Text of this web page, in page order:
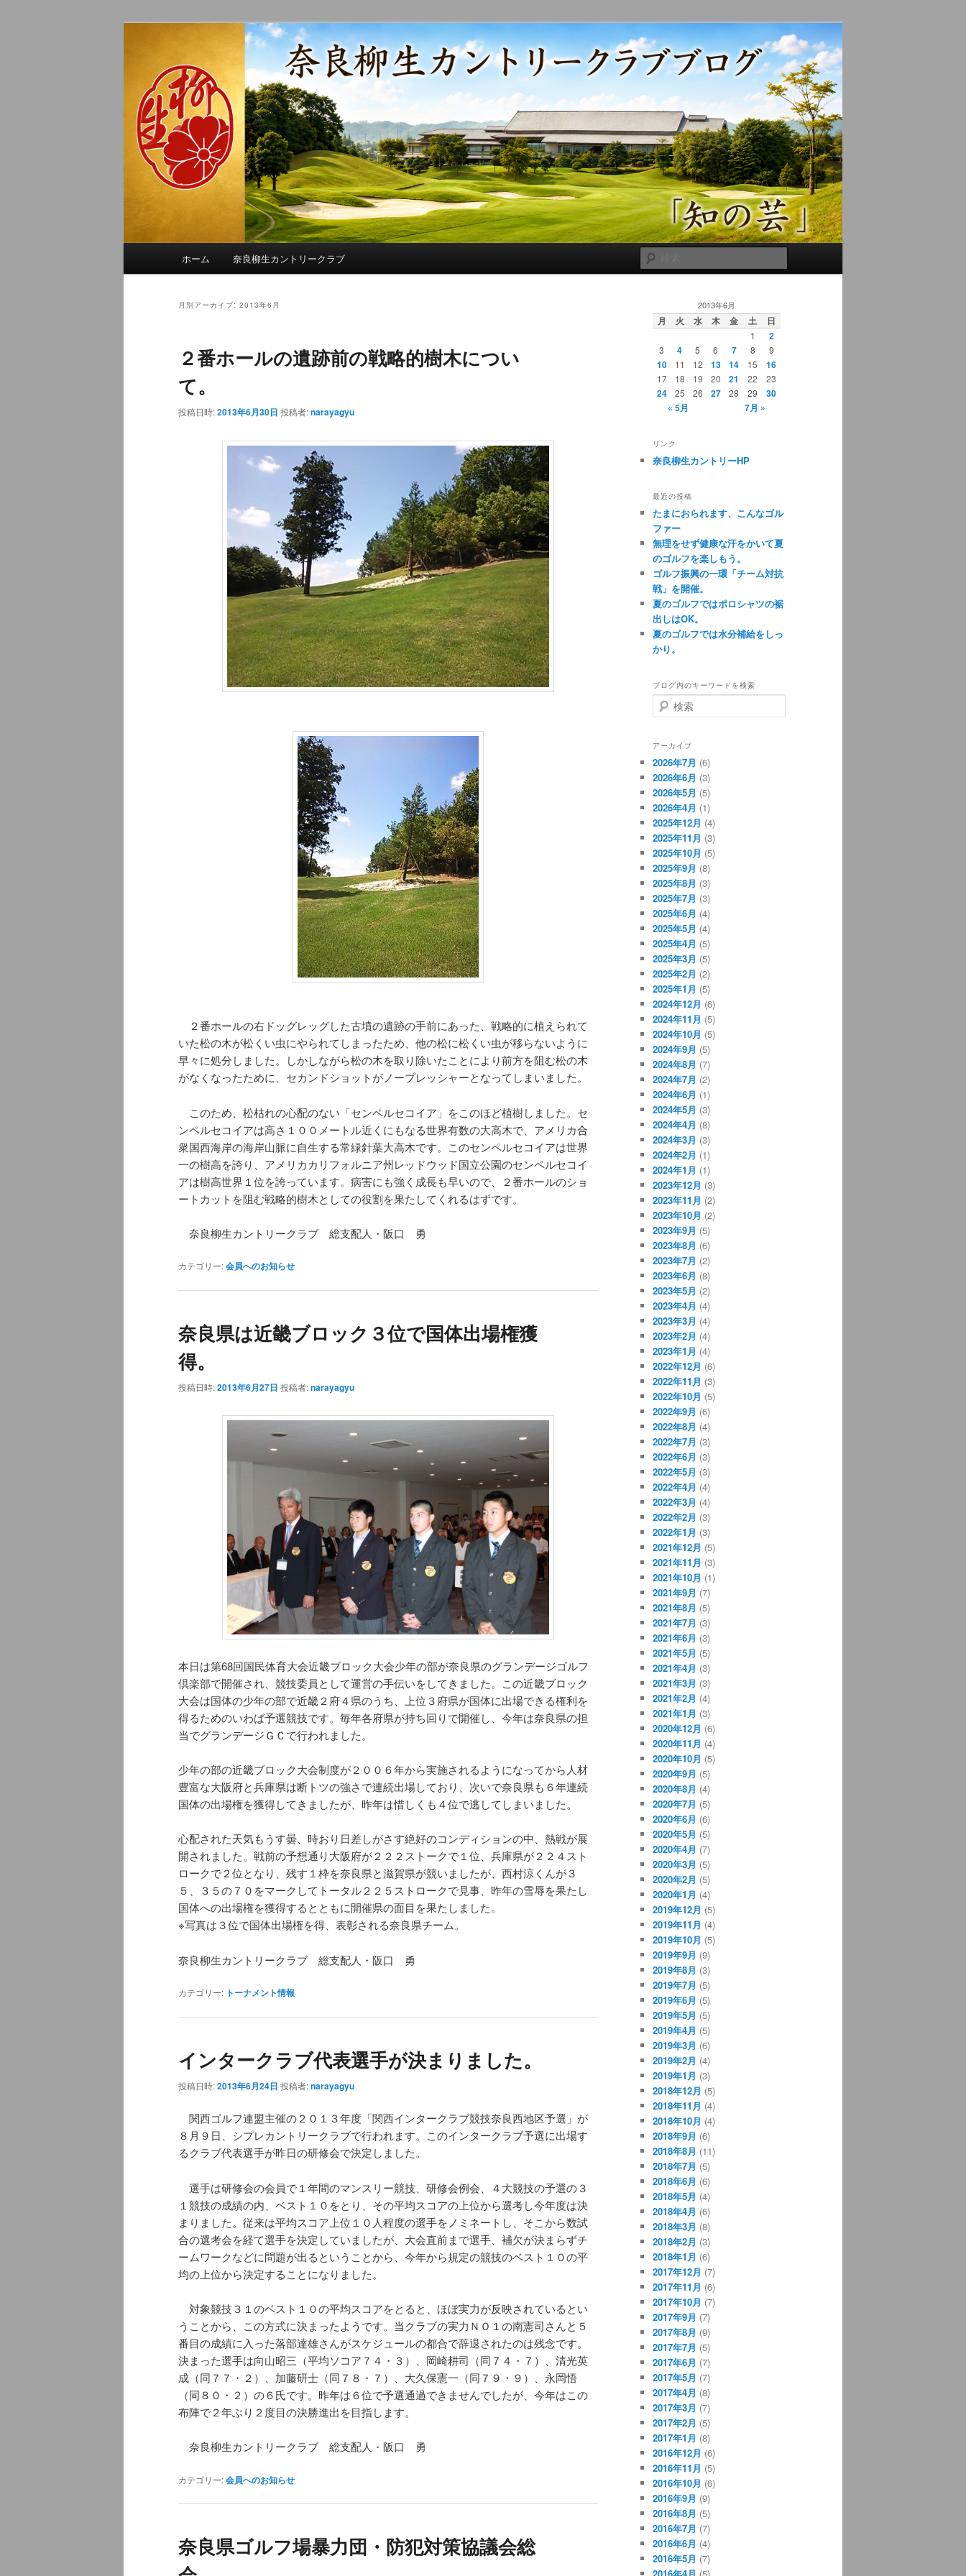
奈良柳生カントリークラブ総支配人ブログ
季節の話題、クラブの出来事、コースの改修・更新作業、ゴルフに関する随筆、喜怒哀楽などを気まぐ
れに発信します。
索
ホーム 奈良柳生カントリークラブ
月別アーカイブ: 2013年6月
２番ホールの遺跡前の戦略的樹木につい
て。
投稿日時:2013年6月30日 投稿者:narayagyu
２番ホールの右ドッグレッグした古墳の遺跡の手前にあった、戦略的に植えられて
いた松の木が松くい虫にやられてしまったため、他の松に松くい虫が移らないように
早々に処分しました。しかしながら松の木を取り除いたことにより前方を阻む松の木
がなくなったために、セカンドショットがノープレッシャーとなってしまいました。
このため、松枯れの心配のない「センペルセコイア」をこのほど植樹しました。セ
ンペルセコイアは高さ１００メートル近くにもなる世界有数の大高木で、アメリカ合
衆国西海岸の海岸山脈に自生する常緑針葉大高木です。このセンペルセコイアは世界
一の樹高を誇り、アメリカカリフォルニア州レッドウッド国立公園のセンペルセコイ
アは樹高世界１位を誇っています。病害にも強く成長も早いので、２番ホールのショ
ートカットを阻む戦略的樹木としての役割を果たしてくれるはずです。
奈良柳生カントリークラブ 総支配人・阪口 勇
カテゴリー:会員へのお知らせ
奈良県は近畿ブロック３位で国体出場権獲
得。
投稿日時:2013年6月27日 投稿者:narayagyu
本日は第68回国民体育大会近畿ブロック大会少年の部が奈良県のグランデージゴルフ
倶楽部で開催され、競技委員として運営の手伝いをしてきました。この近畿ブロック
大会は国体の少年の部で近畿２府４県のうち、上位３府県が国体に出場できる権利を
得るためのいわば予選競技です。毎年各府県が持ち回りで開催し、今年は奈良県の担
当でグランデージＧＣで行われました。
少年の部の近畿ブロック大会制度が２００６年から実施されるようになってから人材
豊富な大阪府と兵庫県は断トツの強さで連続出場しており、次いで奈良県も６年連続
国体の出場権を獲得してきましたが、昨年は惜しくも４位で逃してしまいました。
心配された天気もうす曇、時おり日差しがさす絶好のコンディションの中、熱戦が展
開されました。戦前の予想通り大阪府が２２２ストークで１位、兵庫県が２２４スト
ロークで２位となり、残す１枠を奈良県と滋賀県が競いましたが、西村涼くんが３
５、３５の７０をマークしてトータル２２５ストロークで見事、昨年の雪辱を果たし
国体への出場権を獲得するとともに開催県の面目を果たしました。
※写真は３位で国体出場権を得、表彰される奈良県チーム。
奈良柳生カントリークラブ 総支配人・阪口 勇
カテゴリー: トーナメント情報
インタークラブ代表選手が決まりました。
投稿日時:2013年6月24日 投稿者:narayagyu
関西ゴルフ連盟主催の２０１３年度「関西インタークラブ競技奈良西地区予選」が
８月９日、シプレカントリークラブで行われます。このインタークラブ予選に出場す
るクラブ代表選手が昨日の研修会で決定しました。
選手は研修会の会員で１年間のマンスリー競技、研修会例会、４大競技の予選の３
１競技の成績の内、ベスト１０をとり、その平均スコアの上位から選考し今年度は決
まりました。従来は平均スコア上位１０人程度の選手をノミネートし、そこから数試
合の選考会を経て選手を決定していましたが、大会直前まで選手、補欠が決まらずチ
ームワークなどに問題が出るということから、今年から規定の競技のベスト１０の平
均の上位から決定することになりました。
対象競技３１のベスト１０の平均スコアをとると、ほぼ実力が反映されているとい
うことから、この方式に決まったようです。当クラブの実力ＮＯ１の南憲司さんと５
番目の成績に入った落部達雄さんがスケジュールの都合で辞退されたのは残念です。
決まった選手は向山昭三（平均ソコア７４・３）、岡崎耕司（同７４・７）、清光英
成（同７７・２）、加藤研士（同７８・７）、大久保憲一（同７９・９）、永岡悟
（同８０・２）の６氏です。昨年は６位で予選通過できませんでしたが、今年はこの
布陣で２年ぶり２度目の決勝進出を目指します。
奈良柳生カントリークラブ 総支配人・阪口 勇
カテゴリー:会員へのお知らせ
奈良県ゴルフ場暴力団・防犯対策協議会総
2013年6月
月 火 水 木 金 土 日
1 2
3 4 5 6 7 8 9
10 11 12 13 14 15 16
17 18 19 20 21 22 23
24 25 26 27 28 29
30
« 5月
7月 »
リンク
奈良柳生カントリーHP
最近の投稿
たまにおられます、こんなゴル
ファー
無理をせず健康な汗をかいて夏
のゴルフを楽しもう。
ゴルフ振興の一環「チーム対抗
戦」を開催。
夏のゴルフではポロシャツの裾
出しはOK。
夏のゴルフでは水分補給をしっ
かり。
ブログ内のキーワードを検索
検
索
アーカイブ
2026年7月 (6)
2026年6月 (3)
2026年5月 (5)
2026年4月 (1)
2025年12月 (4)
2025年11月 (3)
2025年10月 (5)
2025年9月 (8)
2025年8月 (3)
2025年7月 (3)
2025年6月 (4)
2025年5月 (4)
2025年4月 (5)
2025年3月 (5)
2025年2月 (2)
2025年1月 (5)
2024年12月 (6)
2024年11月 (5)
2024年10月 (5)
2024年9月 (5)
2024年8月 (7)
2024年7月 (2)
2024年6月 (1)
2024年5月 (3)
2024年4月 (8)
2024年3月 (3)
2024年2月 (1)
2024年1月 (1)
2023年12月 (3)
2023年11月 (2)
2023年10月 (2)
2023年9月 (5)
2023年8月 (6)
2023年7月 (2)
2023年6月 (8)
2023年5月 (2)
2023年4月 (4)
2023年3月 (4)
2023年2月 (4)
2023年1月 (4)
2022年12月 (6)
2022年11月 (3)
2022年10月 (5)
2022年9月 (6)
2022年8月 (4)
2022年7月 (3)
2022年6月 (3)
2022年5月 (3)
2022年4月 (4)
2022年3月 (4)
2022年2月 (3)
2022年1月 (3)
2021年12月 (5)
2021年11月 (3)
2021年10月 (1)
2021年9月 (7)
2021年8月 (5)
2021年7月 (3)
2021年6月 (3)
2021年5月 (5)
2021年4月 (3)
2021年3月 (3)
2021年2月 (4)
2021年1月 (3)
2020年12月 (6)
2020年11月 (4)
2020年10月 (5)
2020年9月 (5)
2020年8月 (4)
2020年7月 (5)
2020年6月 (6)
2020年5月 (5)
2020年4月 (7)
2020年3月 (5)
2020年2月 (5)
2020年1月 (4)
2019年12月 (5)
2019年11月 (4)
2019年10月 (5)
2019年9月 (9)
2019年8月 (3)
2019年7月 (5)
2019年6月 (5)
2019年5月 (5)
2019年4月 (5)
2019年3月 (6)
2019年2月 (4)
2019年1月 (3)
2018年12月 (5)
2018年11月 (4)
2018年10月 (4)
2018年9月 (6)
2018年8月 (11)
2018年7月 (5)
2018年6月 (6)
2018年5月 (4)
2018年4月 (6)
2018年3月 (8)
2018年2月 (3)
2018年1月 (6)
2017年12月 (7)
2017年11月 (6)
2017年10月 (7)
2017年9月 (7)
2017年8月 (9)
2017年7月 (5)
2017年6月 (7)
2017年5月 (7)
2017年4月 (8)
2017年3月 (7)
2017年2月 (5)
2017年1月 (8)
2016年12月 (6)
2016年11月 (5)
2016年10月 (6)
2016年9月 (9)
2016年8月 (5)
2016年7月 (7)
2016年6月 (4)
2016年5月 (7)